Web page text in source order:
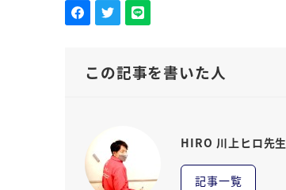
この記事を書いた人
HIRO 川上ヒロ先生
記事一覧